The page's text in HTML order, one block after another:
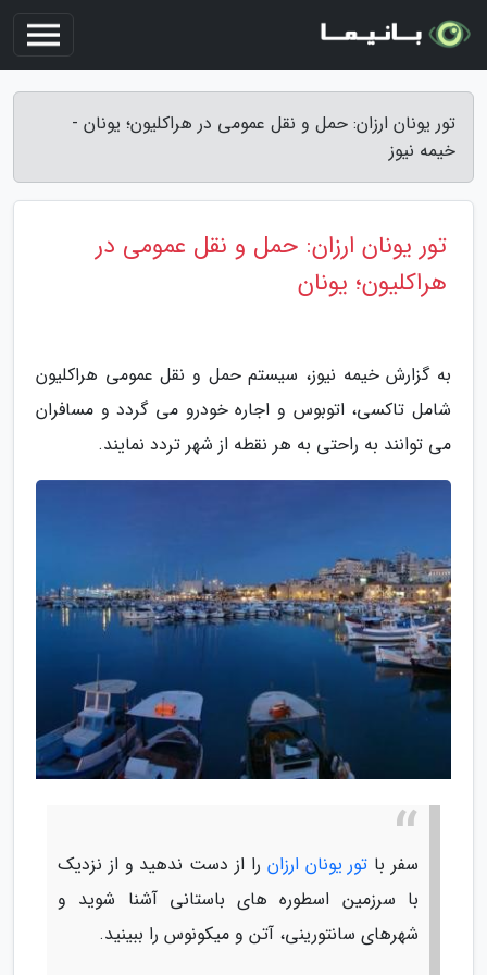
تور یونان ارزان: حمل و نقل عمومی در هراکلیون؛ یونان -
خیمه نیوز
تور یونان ارزان: حمل و نقل عمومی در
هراکلیون؛ یونان
به گزارش خیمه نیوز، سیستم حمل و نقل عمومی هراکلیون
شامل تاکسی، اتوبوس و اجاره خودرو می گردد و مسافران
می توانند به راحتی به هر نقطه از شهر تردد نمایند.
سفر با تور یونان ارزان را از دست ندهید و از نزدیک
با سرزمین اسطوره های باستانی آشنا شوید و
شهرهای سانتورینی، آتن و میکونوس را ببینید.